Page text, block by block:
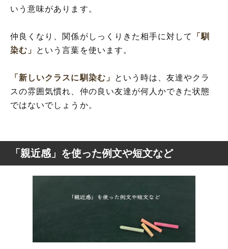
いう意味があります。
仲良くなり、関係がしっくりきた相手に対して
「馴
染む」
という言葉を使います。
「新しいクラスに馴染む」
という時は、友達やクラ
スの雰囲気慣れ、仲の良い友達が何人かできた状態
ではないでしょうか。
「親近感」を使った例文や短文など